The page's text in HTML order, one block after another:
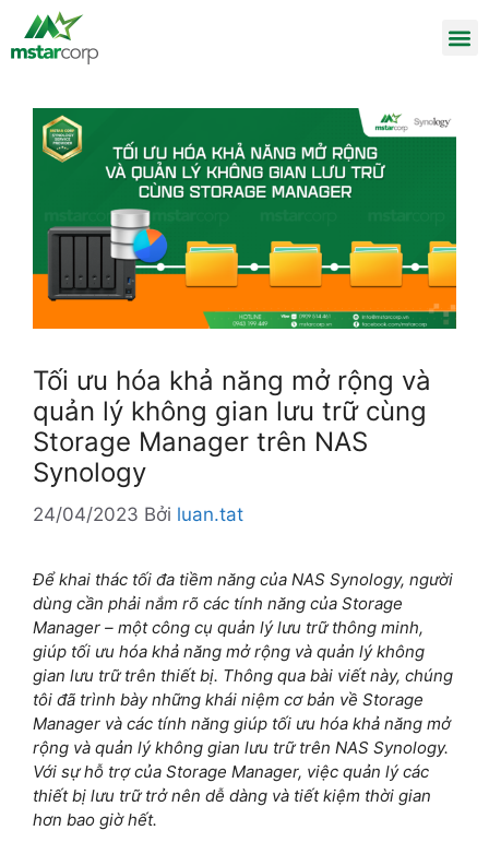
Tối ưu hóa khả năng mở rộng và
quản lý không gian lưu trữ cùng
Storage Manager trên NAS
Synology
24/04/2023 Bởi luan.tat
Để khai thác tối đa tiềm năng của NAS Synology, người
dùng cần phải nắm rõ các tính năng của Storage
Manager – một công cụ quản lý lưu trữ thông minh,
giúp tối ưu hóa khả năng mở rộng và quản lý không
gian lưu trữ trên thiết bị. Thông qua bài viết này, chúng
tôi đã trình bày những khái niệm cơ bản về Storage
Manager và các tính năng giúp tối ưu hóa khả năng mở
rộng và quản lý không gian lưu trữ trên NAS Synology.
Với sự hỗ trợ của Storage Manager, việc quản lý các
thiết bị lưu trữ trở nên dễ dàng và tiết kiệm thời gian
hơn bao giờ hết.